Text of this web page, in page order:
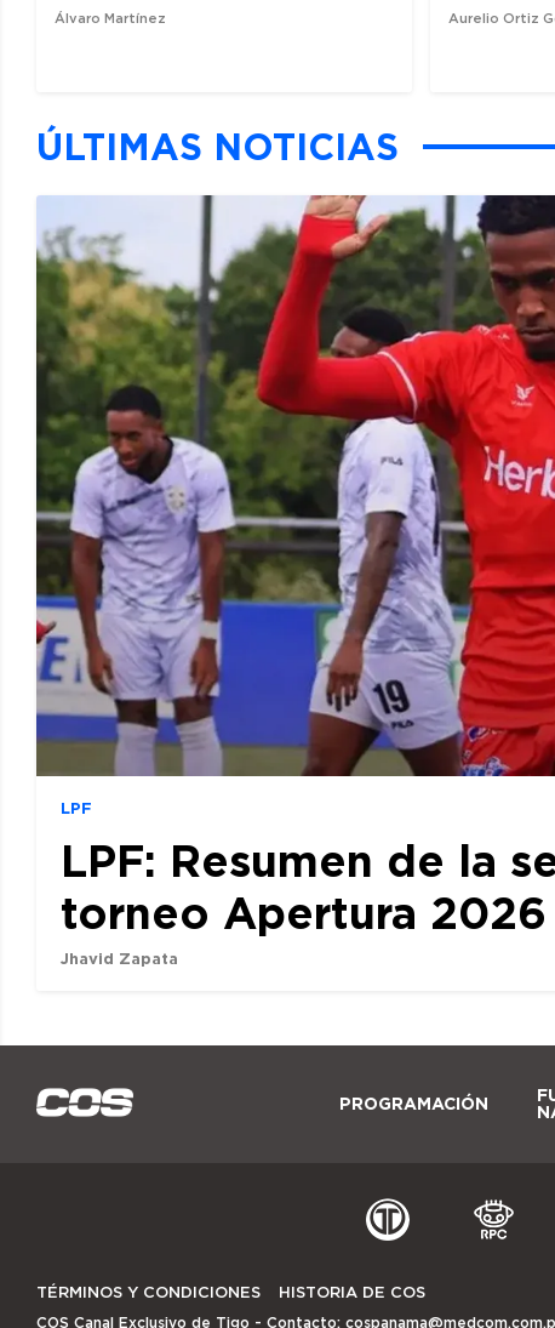
Álvaro Martínez Aurelio Ortiz
ÚLTIMAS NOTICIAS
LPF
LPF: Resumen de la
torneo Apertura 2026
Jhavid Zapata
PROGRAMACIÓN
TÉRMINOS Y CONDICIONES HISTORIA DE COS
COS Canal Exclusivo de Tigo - Contacto: